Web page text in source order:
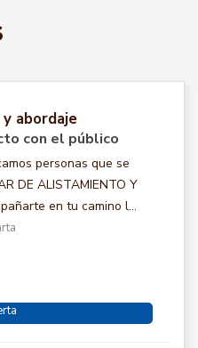
abordaje
con el público
personas que se
DE ALISTAMIENTO Y
en tu camino l...